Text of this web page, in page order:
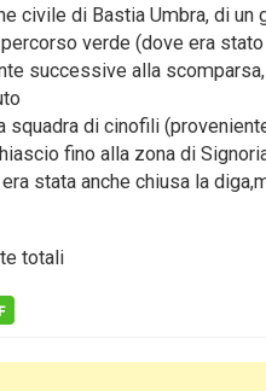
civile di Bastia Umbra, di
verde (dove era
successive alla
squadra di cinofili
fino alla zona di
stata anche chiusa la
totali